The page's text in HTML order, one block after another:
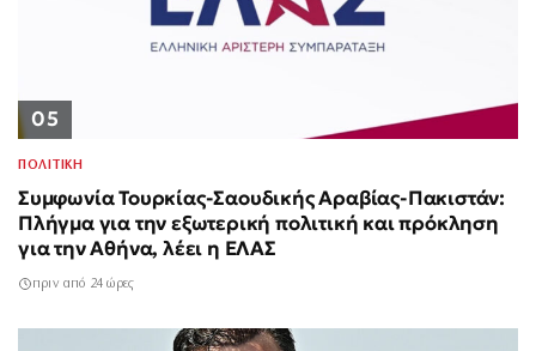
05
ΠΟΛΙΤΙΚΗ
Συμφωνία Τουρκίας-Σαουδικής Αραβίας-Πακιστάν:
Πλήγμα για την εξωτερική πολιτική και πρόκληση
για την Αθήνα, λέει η ΕΛΑΣ
πριν από 24 ώρες